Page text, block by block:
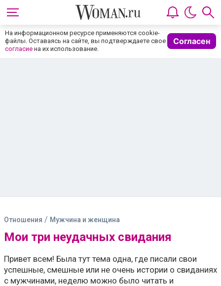
На информационном ресурсе применяются cookie-
файлы. Оставаясь на сайте, вы подтверждаете свое
согласие на их использование.
Согласен
Отношения / Мужчина и женщина
Мои три неудачных свидания
Привет всем! Была тут тема одна, где писали свои
успешные, смешные или не очень истории о свиданиях
с мужчинами, неделю можно было читать и